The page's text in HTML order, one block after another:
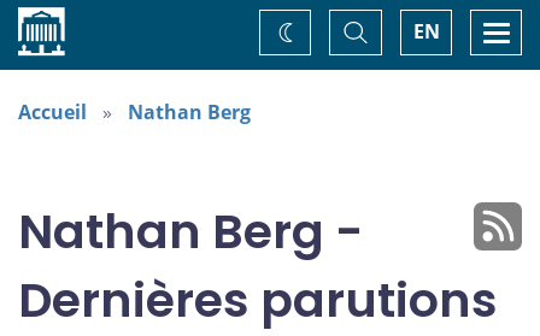
Accueil EN
Basculer
la
recherche
Changez
de
Accueil Nathan Berg
Nathan Berg -
Dernières parutions